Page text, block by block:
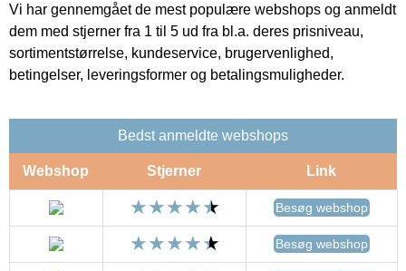
Vi har gennemgået de mest populære webshops og anmeldt
dem med stjerner fra 1 til 5 ud fra bl.a. deres prisniveau,
sortimentstørrelse, kundeservice, brugervenlighed,
betingelser, leveringsformer og betalingsmuligheder.
Bedst anmeldte webshops
Webshop Stjerner Link
Besøg webshop
Besøg webshop